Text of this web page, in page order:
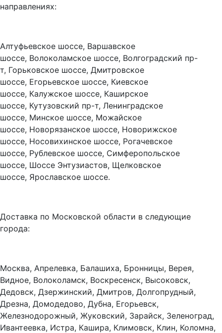
направлениях:
Алтуфьевское шоссе, Варшавское
шоссе, Волоколамское шоссе, Волгоградский пр-
т, Горьковское шоссе, Дмитровское
шоссе, Егорьевское шоссе, Киевское
шоссе, Калужское шоссе, Каширское
шоссе, Кутузовский пр-т, Ленинградское
шоссе, Минское шоссе, Можайское
шоссе, Новорязанское шоссе, Новорижское
шоссе, Носовихинское шоссе, Рогачевское
шоссе, Рублевское шоссе, Симферопольское
шоссе, Шоссе Энтузиастов, Щелковское
шоссе, Ярославское шоссе.
Доставка по Московской области в следующие
города:
Москва, Апрелевка, Балашиха, Бронницы, Верея,
Видное, Волоколамск, Воскресенск, Высоковск,
Дедовск, Дзержинский, Дмитров, Долгопрудный,
Дрезна, Домодедово, Дубна, Егорьевск,
Железнодорожный, Жуковский, Зарайск, Зеленоград,
Ивантеевка, Истра, Кашира, Климовск, Клин, Коломна,